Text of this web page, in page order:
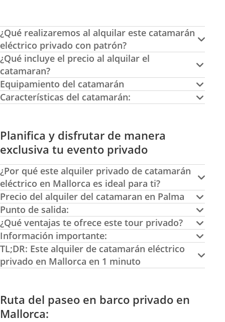
¿Qué realizaremos al alquilar este catamarán
eléctrico privado con patrón?
¿Qué incluye el precio al alquilar el
catamaran?
Equipamiento del catamarán
Características del catamarán:
Planifica y disfrutar de manera
exclusiva tu evento privado
¿Por qué este alquiler privado de catamarán
eléctrico en Mallorca es ideal para ti?
Precio del alquiler del catamaran en Palma
Punto de salida:
¿Qué ventajas te ofrece este tour privado?
Información importante:
TL;DR: Este alquiler de catamarán eléctrico
privado en Mallorca en 1 minuto
Ruta del paseo en barco privado en
Mallorca: